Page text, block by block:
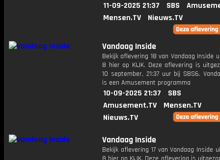
11-09-2025 21:37 SBS
Mensen.TV
Nieuws.TV
Vandaag Inside
Bekijk aflevering 18 van Vandaag Inside
8 hier op KIJK. Deze aflevering is
10 september, 21:37 uur bij SBS6.
is een Amusement programma
10-09-2025 21:37
SBS
Amusement.TV
Mensen.TV
Nieuws.TV
Vandaag Inside
Bekijk aflevering 17 van Vandaag Inside